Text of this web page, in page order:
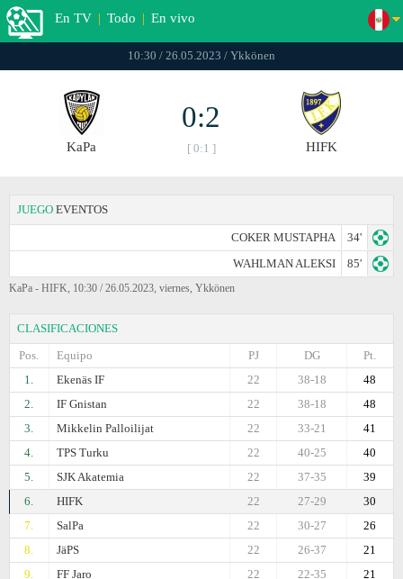
En TV | Todo | En vivo
10:30 / 26.05.2023 / Ykkönen
KaPa
0:2
[ 0:1 ] HIFK
JUEGO EVENTOS
COKER MUSTAPHA
34'
WAHLMAN ALEKSI
85'
KaPa - HIFK, 10:30 / 26.05.2023, viernes, Ykkönen
CLASIFICACIONES
Pos.
Equipo Pt.
DG
PJ
1.
Ekenäs IF 48
38-18
22
2.
IF Gnistan 48
38-18
22
3.
Mikkelin Palloilijat 41
33-21
22
4.
TPS Turku 40
40-25
22
5.
SJK Akatemia 39
37-35
22
6.
HIFK 30
27-29
22
7.
SalPa 26
30-27
22
8.
JäPS 21
26-37
22
9.
FF Jaro 21
22-35
22